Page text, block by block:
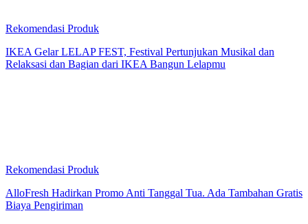
Rekomendasi Produk
IKEA Gelar LELAP FEST, Festival Pertunjukan Musikal dan
Relaksasi dan Bagian dari IKEA Bangun Lelapmu
Rekomendasi Produk
AlloFresh Hadirkan Promo Anti Tanggal Tua. Ada Tambahan Gratis
Biaya Pengiriman